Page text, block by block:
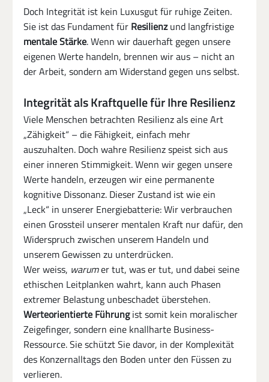
Doch Integrität ist kein Luxusgut für ruhige Zeiten.
Sie ist das Fundament für Resilienz und langfristige
mentale Stärke. Wenn wir dauerhaft gegen unsere
eigenen Werte handeln, brennen wir aus – nicht an
der Arbeit, sondern am Widerstand gegen uns selbst.
Integrität als Kraftquelle für Ihre Resilienz
Viele Menschen betrachten Resilienz als eine Art
„Zähigkeit“ – die Fähigkeit, einfach mehr
auszuhalten. Doch wahre Resilienz speist sich aus
einer inneren Stimmigkeit. Wenn wir gegen unsere
Werte handeln, erzeugen wir eine permanente
kognitive Dissonanz. Dieser Zustand ist wie ein
„Leck“ in unserer Energiebatterie: Wir verbrauchen
einen Grossteil unserer mentalen Kraft nur dafür, den
Widerspruch zwischen unserem Handeln und
unserem Gewissen zu unterdrücken.
Wer weiss, warum er tut, was er tut, und dabei seine
ethischen Leitplanken wahrt, kann auch Phasen
extremer Belastung unbeschadet überstehen.
Werteorientierte Führung ist somit kein moralischer
Zeigefinger, sondern eine knallharte Business-
Ressource. Sie schützt Sie davor, in der Komplexität
des Konzernalltags den Boden unter den Füssen zu
verlieren.